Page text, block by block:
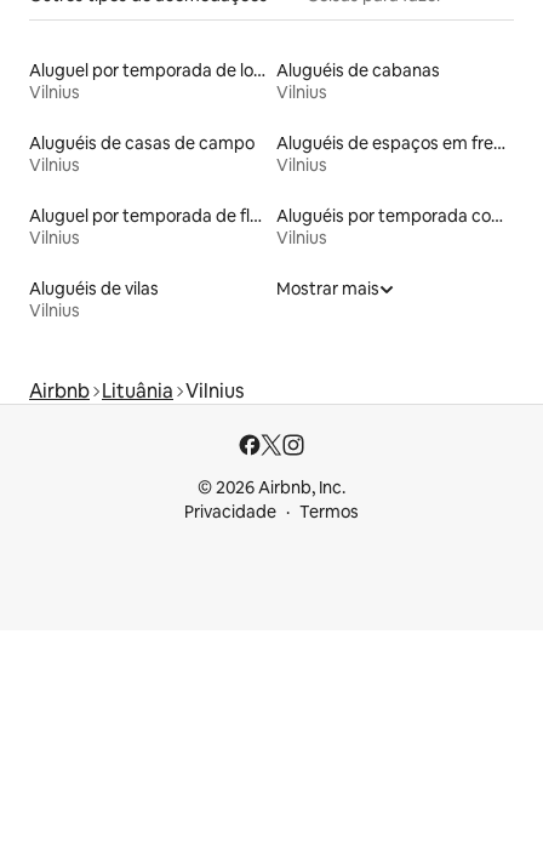
Aluguel por temporada de lofts
Vilnius
Aluguéis de cabanas
Vilnius
Aluguéis de casas de campo
Vilnius
Aluguéis de espaços em frente à praia
Vilnius
Aluguel por temporada de flats
Vilnius
Aluguéis por temporada com sauna
Vilnius
Aluguéis de vilas
Vilnius
Mostrar mais
Airbnb Lituânia Vilnius
© 2026 Airbnb, Inc.
Privacidade
Termos